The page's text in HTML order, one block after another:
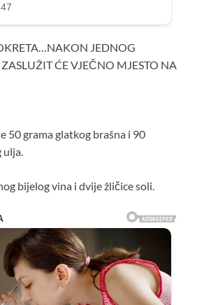
JEDNOG
ĆE VJEČNO MJESTO NA
50 grama glatkog brašna i 90
ulja.
bijelog vina i dvije žličice soli.